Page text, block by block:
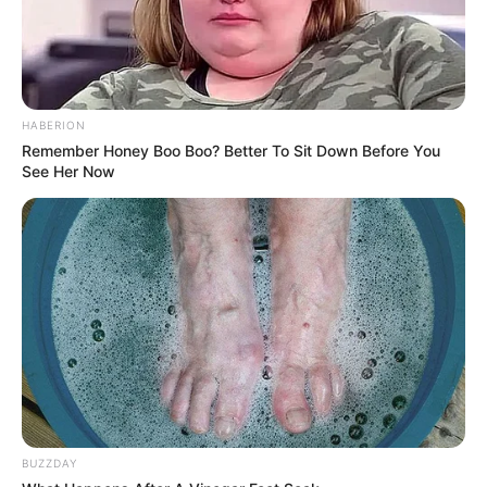
do disposto neste artigo observarão a integralidade e a paridade,
na forma dos §§ 3º, 4º e 5º do artigo 3º desta Emenda
Constitucional.
Art. 5º. Os proventos de aposentadoria por incapacidade
concedida aos agentes comunitários de saúde e aos agentes de
público em cargo efetivo até a data de entrada em vigor desta
Emenda Constitucional, ou em virtude do disposto nesta Emenda
Constitucional, quando decorrente de acidente de trabalho, de
doença profissional e de doença do trabalho, observarão a
integralidade e a paridade, na forma dos §§ 3º, 4º e 5º do art. 3º
desta Emenda Constitucional.
HABERION
Remember Honey Boo Boo? Better To Sit Down Before You
See Her Now
BUZZDAY